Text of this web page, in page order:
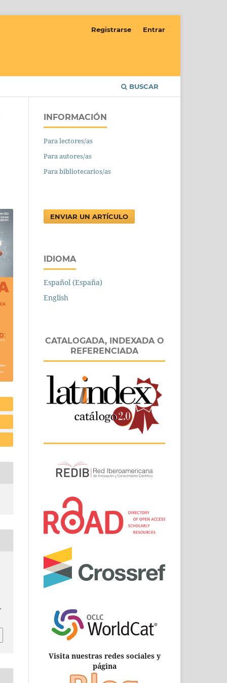
BUSCAR
Registrarse Entrar
INFORMACIÓN
Para lectores/as
Para autores/as
Para bibliotecarios/as
ENVIAR UN ARTÍCULO
IDIOMA
Español (España)
English
CATALOGADA, INDEXADA O
REFERENCIADA
Visita nuestras redes sociales y
página